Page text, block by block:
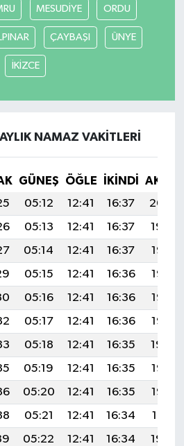
MESUDİYE ORDU
ÇAYBAŞI ÜNYE
İKİZCE
NAMAZ VAKITLERI
GÜNEŞ ÖĞLE İKINDI
05:12 12:41 16:37
20:00
05:13 12:41 16:37
19:59
05:14 12:41 16:37
19:58
05:15 12:41 16:36
19:57
05:16 12:41 16:36
19:56
05:17 12:41 16:36
19:55
05:18 12:41 16:35
19:54
05:19 12:41 16:35
19:53
05:20 12:41 16:35
19:52
05:21 12:41 16:34
19:51
05:22 12:41 16:34
19:50